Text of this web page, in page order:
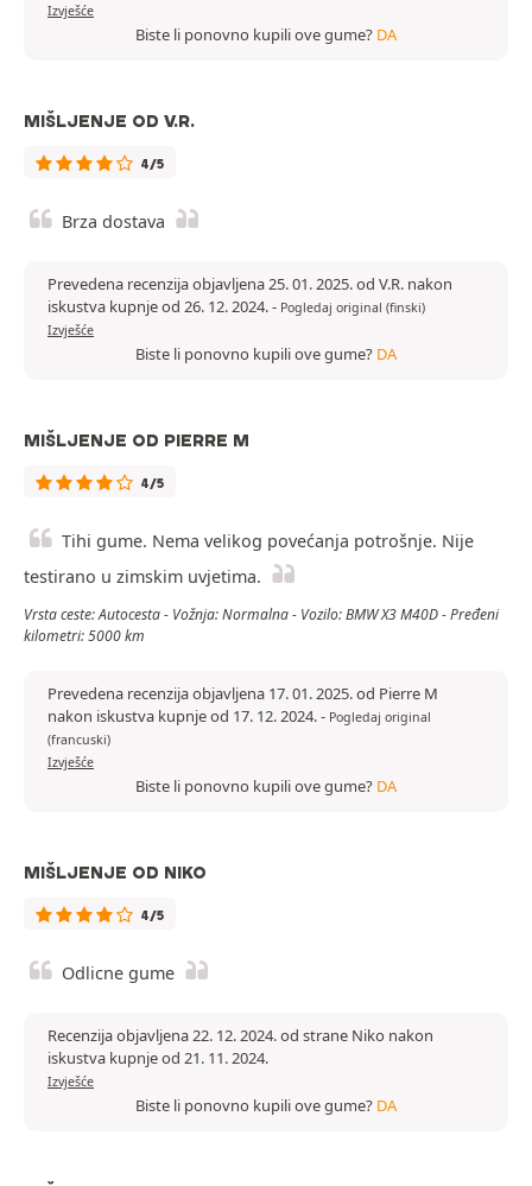
Izvješće
Biste li ponovno kupili ove gume? DA
MIŠLJENJE OD V.R.
4/5
Brza dostava
Prevedena recenzija objavljena 25. 01. 2025. od V.R. nakon
iskustva kupnje od 26. 12. 2024.- Pogledaj original (finski)
Izvješće
Biste li ponovno kupili ove gume? DA
MIŠLJENJE OD PIERRE M
4/5
Tihi gume. Nema velikog povećanja potrošnje. Nije
testirano u zimskim uvjetima.
Vrsta ceste: Autocesta - Vožnja: Normalna - Vozilo: BMW X3 M40D - Pređeni
kilometri: 5000 km
Prevedena recenzija objavljena 17. 01. 2025. od Pierre M
nakon iskustva kupnje od 17. 12. 2024.- Pogledaj original
(francuski)
Izvješće
Biste li ponovno kupili ove gume? DA
MIŠLJENJE OD NIKO
4/5
Odlicne gume
Recenzija objavljena 22. 12. 2024. od strane Niko nakon
iskustva kupnje od 21. 11. 2024.
Izvješće
Biste li ponovno kupili ove gume? DA